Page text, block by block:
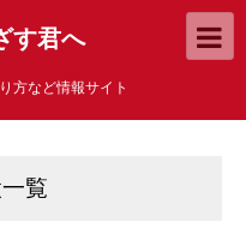
す君へ
方など情報サイト
覧